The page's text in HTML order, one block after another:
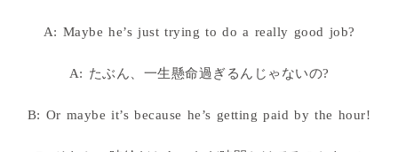
A: Maybe he’s just trying to do a really good job?
A: たぶん、一生懸命過ぎるんじゃないの?
B: Or maybe it’s because he’s getting paid by the hour!